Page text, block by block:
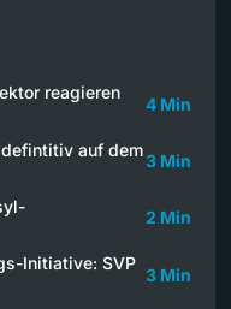
reagieren
4 Min
auf dem
3 Min
2 Min
Initiative: SVP
3 Min